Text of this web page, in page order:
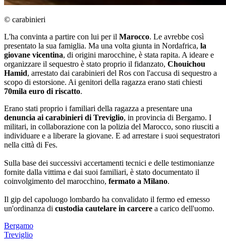
© carabinieri
L'ha convinta a partire con lui per il Marocco. Le avrebbe così
presentato la sua famiglia. Ma una volta giunta in Nordafrica, la
giovane vicentina, di origini marocchine, è stata rapita. A ideare e
organizzare il sequestro è stato proprio il fidanzato, Chouichou
Hamid, arrestato dai carabinieri del Ros con l'accusa di sequestro a
scopo di estorsione. Ai genitori della ragazza erano stati chiesti
70mila euro di riscatto.
Erano stati proprio i familiari della ragazza a presentare una
denuncia ai carabinieri di Treviglio, in provincia di Bergamo. I
militari, in collaborazione con la polizia del Marocco, sono riusciti a
individuare e a liberare la giovane. E ad arrestare i suoi sequestratori
nella città di Fes.
Sulla base dei successivi accertamenti tecnici e delle testimonianze
fornite dalla vittima e dai suoi familiari, è stato documentato il
coinvolgimento del marocchino, fermato a Milano.
Il gip del capoluogo lombardo ha convalidato il fermo ed emesso
un'ordinanza di custodia cautelare in carcere a carico dell'uomo.
Bergamo
Treviglio